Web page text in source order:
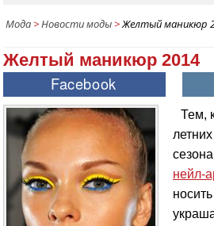
Мода >Новости моды >Желтый маникюр
Желтый маникюр 2014
Тем,
нейл-